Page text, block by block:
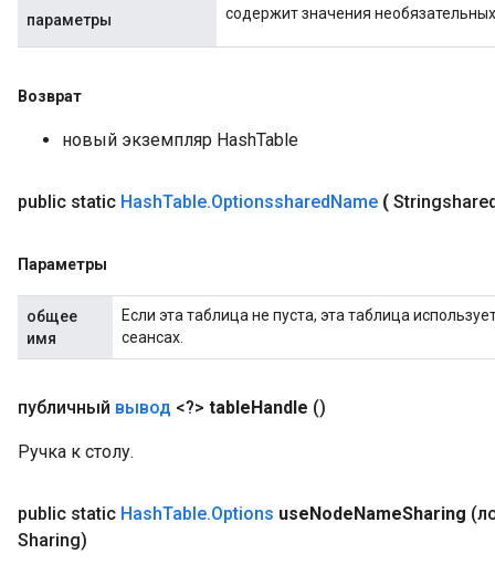
параметры содержит значения
Возврат
новый экземпляр HashTable
public static HashTable.OptionssharedName (
Параметры
общее
имя
Если эта таблица не пуста, эта таблица
сеансах.
публичный вывод <?> tableHandle ()
Ручка к столу.
public static HashTable.Options useNodeNameSharing
Sharing)